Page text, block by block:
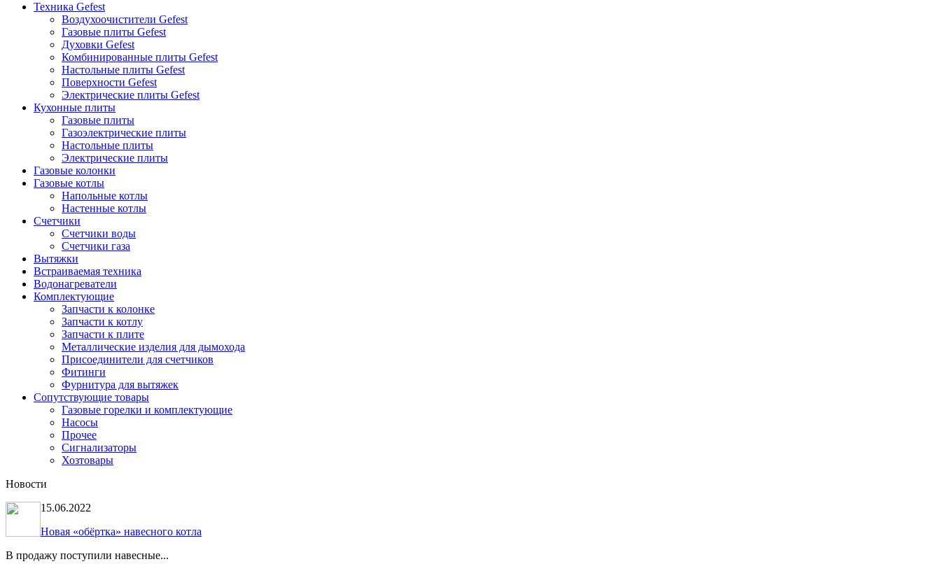
Техника Gefest
Воздухоочистители Gefest
Газовые плиты Gefest
Духовки Gefest
Комбинированные плиты Gefest
Настольные плиты Gefest
Поверхности Gefest
Электрические плиты Gefest
Кухонные плиты
Газовые плиты
Газоэлектрические плиты
Настольные плиты
Электрические плиты
Газовые колонки
Газовые котлы
Напольные котлы
Настенные котлы
Счетчики
Счетчики воды
Счетчики газа
Вытяжки
Встраиваемая техника
Водонагреватели
Комплектующие
Запчасти к колонке
Запчасти к котлу
Запчасти к плите
Металлические изделия для дымохода
Присоединители для счетчиков
Фитинги
Фурнитура для вытяжек
Сопутствующие товары
Газовые горелки и комплектующие
Насосы
Прочее
Сигнализаторы
Хозтовары
Новости
15.06.2022
Новая «обёртка» навесного котла
В продажу поступили навесные...